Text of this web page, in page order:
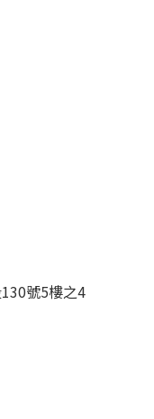
號5樓之4